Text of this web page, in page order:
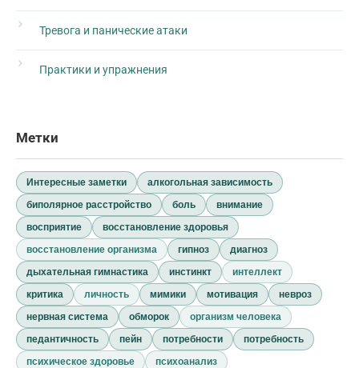
Тревога и панические атаки
Практики и упражнения
Метки
Интересные заметки
алкогольная зависимость
биполярное расстройство
боль
внимание
восприятие
восстановление здоровья
восстановление организма
гипноз
диагноз
дыхательная гимнастика
инстинкт
интеллект
критика
личность мимики мотивация
невроз
нервная система
обморок
организм человека
педантичность
пейн потребности
потребность
психическое здоровье
психоанализ